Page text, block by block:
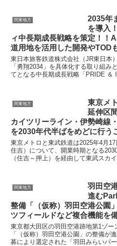
関東地方
2035年
を導入
ィ中長期成長戦略を策定！！
道用地を活用した開発やTOD
東日本旅客鉄道株式会社（JR東日本
「勇翔2034」を具体化する取り組み
てとなる中長期成長戦略「PRIDE ＆
関東地方
東京メ
延伸区
カイツリーライン・伊勢崎線
を2030年代半ばをめどに行う
東京メトロと東武鉄道は2025年4月
住吉）について、開業時期となる
（住吉～押上）を経由して東武スカ
関東地方
羽田空
進む
整備「（仮称）羽田空港公園
ツフィールドなど複合機能を
東京都大田区の羽田空港跡地第1ゾー
「（仮称）羽田空港公園」の整備が
募により選定された「羽田みらいパ